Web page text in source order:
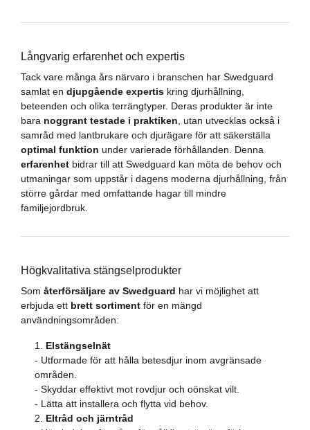
Långvarig erfarenhet och expertis
Tack vare många års närvaro i branschen har Swedguard
samlat en djupgående expertis kring djurhållning,
beteenden och olika terrängtyper. Deras produkter är inte
bara noggrant testade i praktiken , utan utvecklas också i
samråd med lantbrukare och djurägare för att säkerställa
optimal funktion under varierade förhållanden. Denna
erfarenhet bidrar till att Swedguard kan möta de behov och
utmaningar som uppstår i dagens moderna djurhållning, från
större gårdar med omfattande hagar till mindre
familjejordbruk.
Högkvalitativa stängselprodukter
Som återförsäljare av Swedguard har vi möjlighet att
erbjuda ett brett sortiment för en mängd
användningsområden:
Elstängselnät
- Utformade för att hålla betesdjur inom avgränsade
områden.
- Skyddar effektivt mot rovdjur och oönskat vilt.
- Lätta att installera och flytta vid behov.
Eltråd och järntråd